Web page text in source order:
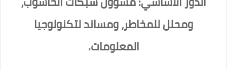
ومحلل للمخاطر، ومساند لتكنولوجيا
المعلومات.